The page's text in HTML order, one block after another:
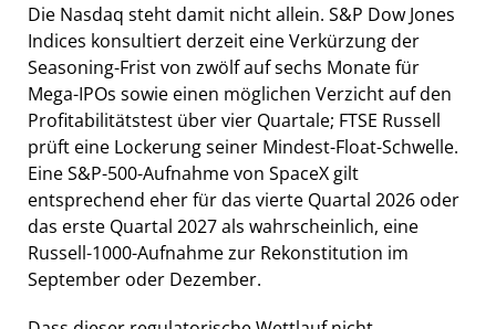
Die Nasdaq steht damit nicht allein. S&P Dow Jones
Indices konsultiert derzeit eine Verkürzung der
Seasoning-Frist von zwölf auf sechs Monate für
Mega-IPOs sowie einen möglichen Verzicht auf den
Profitabilitätstest über vier Quartale; FTSE Russell
prüft eine Lockerung seiner Mindest-Float-Schwelle.
Eine S&P-500-Aufnahme von SpaceX gilt
entsprechend eher für das vierte Quartal 2026 oder
das erste Quartal 2027 als wahrscheinlich, eine
Russell-1000-Aufnahme zur Rekonstitution im
September oder Dezember.